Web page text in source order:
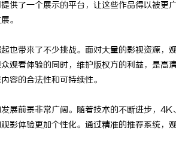
供了一个展示的平台，让这些作品得以被
。
也带来了不少挑战。面对大量的影视资源
观看体验的同时，维护版权方的利益，是
容的合法性和可持续性。
展前景非常广阔。随着技术的不断进步，
影体验更加个性化。通过精准的推荐系统
打造温馨家居环境的首